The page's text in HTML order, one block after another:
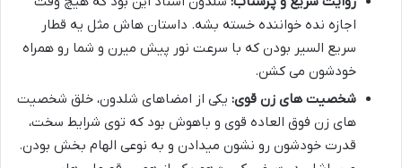
اجازه نده خواننده خسته بشه. داستان هاش مثل یه قطار
سریع السیر بودن که با سرعت نور پیش میرن و شما رو همراه
خودشون می کشن.
شخصیت های زن قوی: یکی از امضاهای شلدون، خلق شخصیت
های زن فوق العاده قوی و باهوش بود که توی شرایط سخت،
قدرت خودشون رو نشون میدادن و به نوعی الهام بخش بودن.